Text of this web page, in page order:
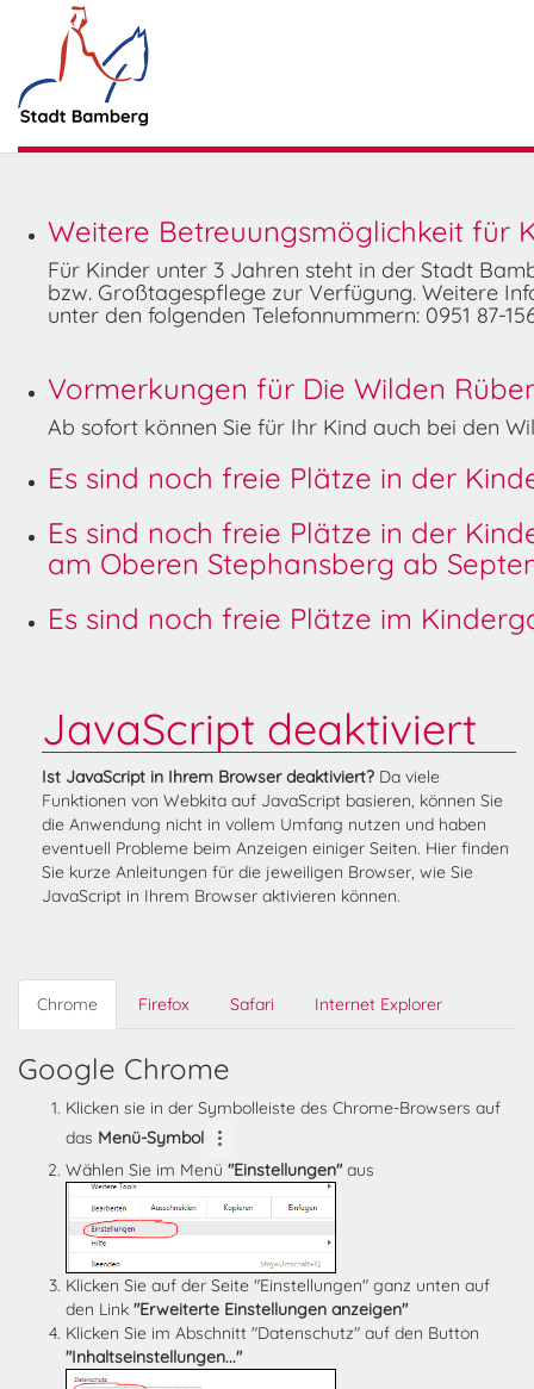
Weitere Betreuungsmöglichkeit für
Für Kinder unter 3 Jahren steht in der Stadt
bzw. Großtagespflege zur Verfügung. Weitere
unter den folgenden Telefonnummern: 0951 87-
Vormerkungen für Die Wilden
Ab sofort können Sie für Ihr Kind auch bei den
Es sind noch freie Plätze in der
Es sind noch freie Plätze in der
am Oberen Stephansberg ab
Es sind noch freie Plätze im
JavaScript deaktiviert
Ist JavaScript in Ihrem Browser deaktiviert? Da viele
Funktionen von Webkita auf JavaScript basieren, können Sie
die Anwendung nicht in vollem Umfang nutzen und haben
eventuell Probleme beim Anzeigen einiger Seiten. Hier finden
Sie kurze Anleitungen für die jeweiligen Browser, wie Sie
JavaScript in Ihrem Browser aktivieren können.
Chrome Firefox Safari Internet Explorer
Google Chrome
Klicken sie in der Symbolleiste des Chrome-Browsers auf
das Menü-Symbol
Wählen Sie im Menü "Einstellungen"aus
Klicken Sie auf der Seite "Einstellungen" ganz unten auf
den Link "Erweiterte Einstellungen anzeigen"
Klicken Sie im Abschnitt "Datenschutz" auf den Button
"Inhaltseinstellungen..."